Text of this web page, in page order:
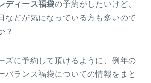
ディース福袋の予約がしたいけど、
などが気になっている方も多いので
？
ズに予約して頂けるように、例年の
バランス福袋についての情報をまと